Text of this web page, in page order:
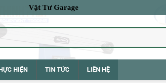
Vật Tư Garage
HIỆN TIN TỨC LIÊN HỆ